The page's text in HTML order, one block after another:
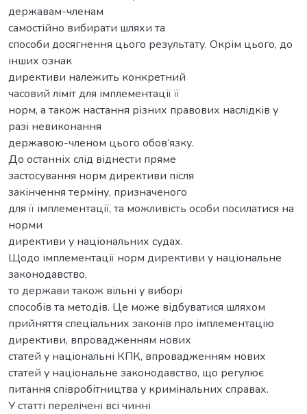
державам-членам
самостійно вибирати шляхи та
способи досягнення цього результату. Окрім цього, до
інших ознак
директиви належить конкретний
часовий ліміт для імплементації її
норм, а також настання різних правових наслідків у
разі невиконання
державою-членом цього обов’язку.
До останніх слід віднести пряме
застосування норм директиви після
закінчення терміну, призначеного
для її імплементації, та можливість особи посилатися на
норми
директиви у національних судах.
Щодо імплементації норм директиви у національне
законодавство,
то держави також вільні у виборі
способів та методів. Це може відбуватися шляхом
прийняття спеціальних законів про імплементацію
директиви, впровадженням нових
статей у національні КПК, впровадженням нових
статей у національне законодавство, що регулює
питання співробітництва у кримінальних справах.
У статті перелічені всі чинні